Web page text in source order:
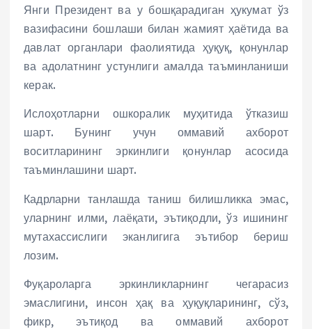
Янги Президент ва у бошқарадиган ҳукумат ўз
вазифасини бошлаши билан жамият ҳаётида ва
давлат органлари фаолиятида ҳуқуқ, қонунлар
ва адолатнинг устунлиги амалда таъминланиши
керак.
Ислоҳотларни ошкоралик муҳитида ўтказиш
шарт. Бунинг учун оммавий ахборот
воситларининг эркинлиги қонунлар асосида
таъминлашини шарт.
Кадрларни танлашда таниш билишликка эмас,
уларнинг илми, лаёқати, эътиқодли, ўз ишининг
мутахассислиги эканлигига эътибор бериш
лозим.
Фуқароларга эркинликларнинг чегарасиз
эмаслигини, инсон ҳақ ва ҳуқуқларининг, сўз,
фикр, эътиқод ва оммавий ахборот